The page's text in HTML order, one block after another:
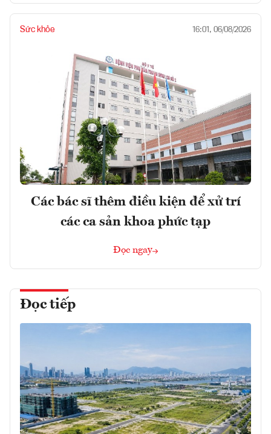
Sức khỏe 16:01, 06/08/2026
Các bác sĩ thêm điều kiện để xử trí
các ca sản khoa phức tạp
Đọc ngay
Đọc tiếp